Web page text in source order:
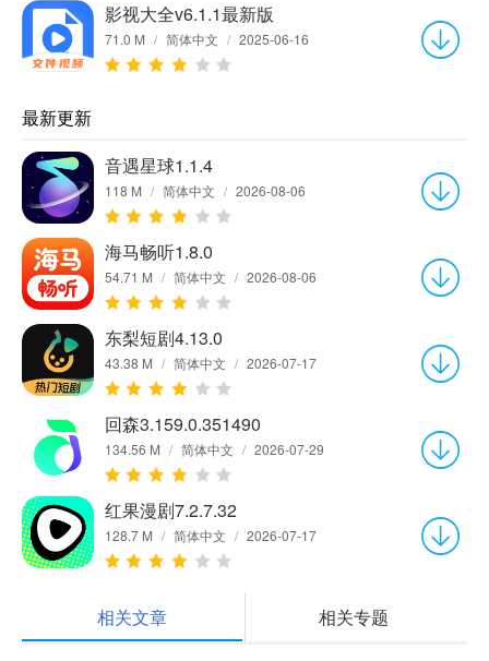
影视大全v6.1.1最新版
71.0 M / 简体中文 / 2025-06-16
最新更新
音遇星球1.1.4
118 M / 简体中文 / 2026-08-06
海马畅听1.8.0
54.71 M / 简体中文 / 2026-08-06
东梨短剧4.13.0
43.38 M / 简体中文 / 2026-07-17
回森3.159.0.351490
134.56 M / 简体中文 / 2026-07-29
红果漫剧7.2.7.32
128.7 M / 简体中文 / 2026-07-17
相关文章 相关专题